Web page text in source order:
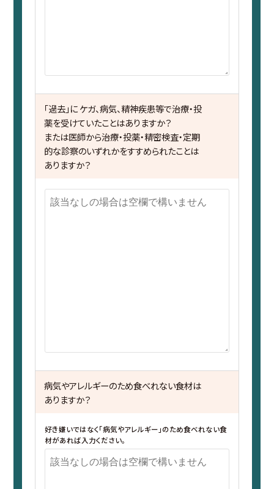
「過去」に ケガ、病気、精神疾患等で治療・投
薬を受けていたことはありますか？
または医師から治療・投薬・精密検査・定期
的な診察のいずれかをすすめられたことは
ありますか？
病気やアレルギーのため食べれない食材は
ありますか？
好き嫌いではなく「病気やアレルギー」のため食べれない食
材があれば入力ください。